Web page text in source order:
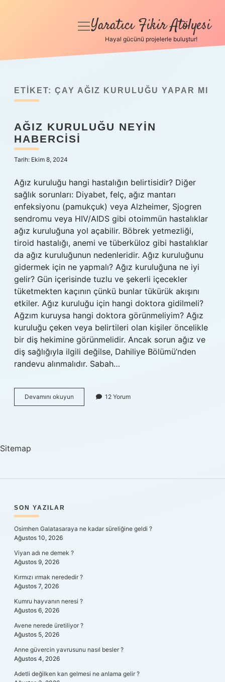
Anasayfa
Yasal Uyarı
Hakkımızda
menüyü
Yaratıcı Fikir Atölyesi
Hayal gücünü projelerle buluştur!
ETIKET: ÇAY AĞIZ KURULUĞU YAPAR MI
AĞIZ KURULUĞU NEYIN
HABERCISI
Tarih: Ekim 8, 2024
Ağız kuruluğu hangi hastalığın belirtisidir? Diğer
sağlık sorunları: Diyabet, felç, ağız mantarı
enfeksiyonu (pamukçuk) veya Alzheimer, Sjogren
sendromu veya HIV/AIDS gibi otoimmün hastalıklar
ağız kuruluğuna yol açabilir. Böbrek yetmezliği,
tiroid hastalığı, anemi ve tüberküloz gibi hastalıklar
da ağız kuruluğunun nedenleridir. Ağız kuruluğunu
gidermek için ne yapmalı? Ağız kuruluğuna ne iyi
gelir? Gün içerisinde tuzlu ve şekerli içecekler
tüketmekten kaçının çünkü bunlar tükürük akışını
etkiler. Ağız kuruluğu için hangi doktora gidilmeli?
Ağzım kuruysa hangi doktora görünmeliyim? Ağız
kuruluğu çeken veya belirtileri olan kişiler öncelikle
bir diş hekimine görünmelidir. Ancak sorun ağız ve
diş sağlığıyla ilgili değilse, Dahiliye Bölümü’nden
randevu alınmalıdır. Sabah…
Devamını okuyun
Kuruluğu
12 Yorum
Sitemap
SIDEBAR
SON YAZILAR
Osimhen Galatasaraya ne kadar süreliğine geldi ?
Ağustos 10, 2026
Viyan adı ne demek ?
Ağustos 9, 2026
Kırmızı ırmak nerededir ?
Ağustos 7, 2026
Kumru hayvanın neresi ?
Ağustos 6, 2026
Avene nerede üretiliyor ?
Ağustos 5, 2026
Anne güvercin yavrusunu nasıl besler ?
Ağustos 4, 2026
Adetli değilken kan gelmesi ne anlama gelir ?